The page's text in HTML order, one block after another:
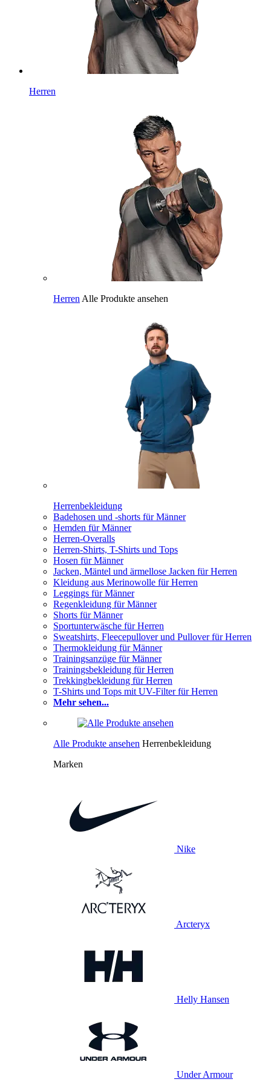
Herren
Herren Alle Produkte ansehen
Herrenbekleidung
Badehosen und -shorts für Männer
Hemden für Männer
Herren-Overalls
Herren-Shirts, T-Shirts und Tops
Hosen für Männer
Jacken, Mäntel und ärmellose Jacken für Herren
Kleidung aus Merinowolle für Herren
Leggings für Männer
Regenkleidung für Männer
Shorts für Männer
Sportunterwäsche für Herren
Sweatshirts, Fleecepullover und Pullover für Herren
Thermokleidung für Männer
Trainingsanzüge für Männer
Trainingsbekleidung für Herren
Trekkingbekleidung für Herren
T-Shirts und Tops mit UV-Filter für Herren
Mehr sehen...
Alle Produkte ansehen Herrenbekleidung
Marken
Nike
Arcteryx
Helly Hansen
Under Armour